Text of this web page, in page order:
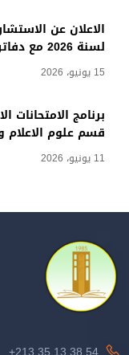
لسنة 2026 مع دفاتر الشروط
15 يونيو، 2026
برنامج
قسم علوم الاعلام
11 يونيو، 2026